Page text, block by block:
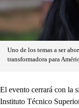
Uno de los temas a ser
transformadora para
El evento cerrará con la
Instituto Técnico